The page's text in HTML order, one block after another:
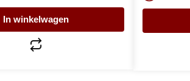
In winkelwagen